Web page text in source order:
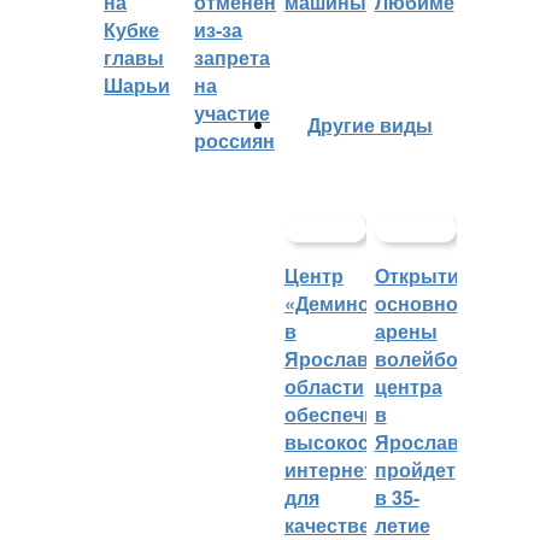
Кубке
главы
Шарьи
из-за
запрета
на
участие
россиян
Другие виды
Центр
«Демино»
в
Ярославской
области
обеспечивают
высокоскоростным
интернетом
для
качественных
Открытие
основной
арены
волейбольного
центра
в
Ярославле
пройдет
в 35-
летие